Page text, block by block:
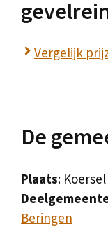
Vergelijk
De
Plaats: Koersel
Beringen